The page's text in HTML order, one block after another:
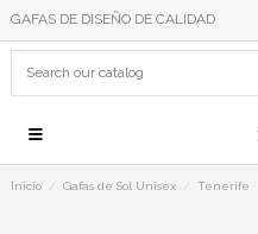
GAFAS DE DISEÑO DE CALIDAD
Inicio Gafas de Sol Unisex Tenerife